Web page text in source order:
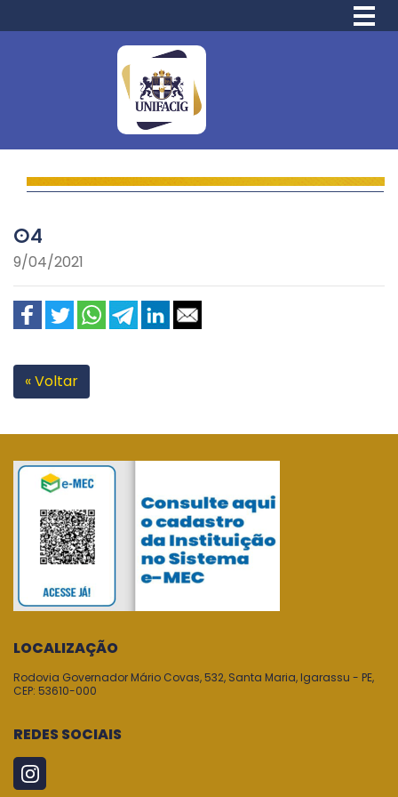
04
9/04/2021
« Voltar
LOCALIZAÇÃO
Rodovia Governador Mário Covas, 532, Santa Maria, Igarassu - PE,
CEP: 53610-000
REDES SOCIAIS